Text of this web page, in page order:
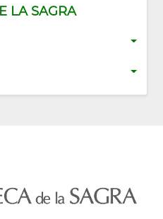
LA SAGRA